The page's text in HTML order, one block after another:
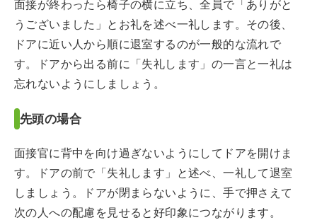
面接が終わったら椅子の横に立ち、全員で「ありがと
うございました」とお礼を述べ一礼します。その後、
ドアに近い人から順に退室するのが一般的な流れで
す。ドアから出る前に「失礼します」の一言と一礼は
忘れないようにしましょう。
先頭の場合
面接官に背中を向け過ぎないようにしてドアを開けま
す。ドアの前で「失礼します」と述べ、一礼して退室
しましょう。ドアが閉まらないように、手で押さえて
次の人への配慮を見せると好印象につながります。